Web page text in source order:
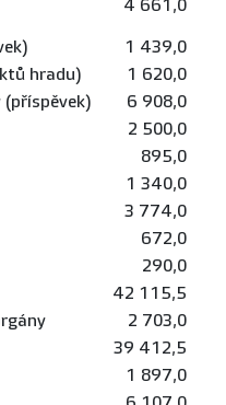
4 661,0
1 439,0
hradu)
1 620,0
(příspěvek)
6 908,0
2 500,0
895,0
1 340,0
3 774,0
672,0
290,0
42 115,5
2 703,0
39 412,5
1 897,0